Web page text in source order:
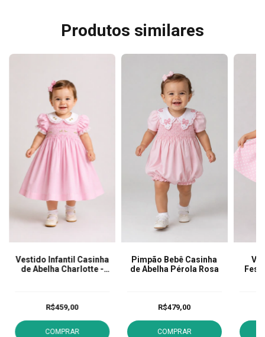
Produtos similares
Vestido Infantil Casinha
de Abelha Charlotte -
R$459,00
COMPRAR
Pimpão Bebê Casinha
de Abelha Pérola Rosa
R$479,00
COMPRAR